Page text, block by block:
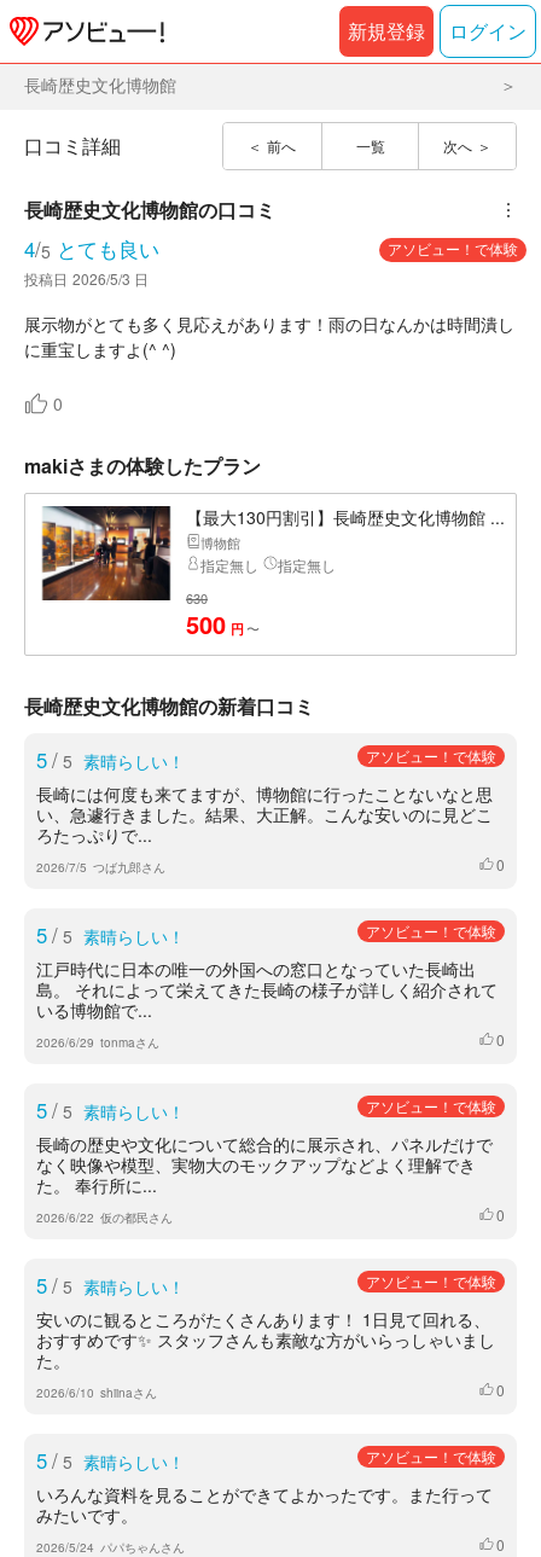
新規登録 ログイン
長崎歴史文化博物館
前へ 一覧 次へ
口コミ詳細
長崎歴史文化博物館の口コミ ︙
4/5 とても良い
アソビュー！で体験
投稿日 2026/5/3 日
展示物がとても多く見応えがあります！雨の日なんかは時間潰し
に重宝しますよ(^ ^)
0
makiさまの体験したプラン
【最大130円割引】長崎歴史文化博物館 ...
博物館
指定無し 指定無し
630
500 円 〜
長崎歴史文化博物館の新着口コミ
5/ 5 素晴らしい！ アソビュー！で体験
長崎には何度も来てますが、博物館に行ったことないなと思
い、急遽行きました。結果、大正解。こんな安いのに見どこ
ろたっぷりで...
2026/7/5 つば九郎さん いいね
0
5/ 5 素晴らしい！ アソビュー！で体験
江戸時代に日本の唯一の外国への窓口となっていた長崎出
島。 それによって栄えてきた長崎の様子が詳しく紹介されて
いる博物館で...
2026/6/29 tonmaさん いいね
0
5/ 5 素晴らしい！ アソビュー！で体験
長崎の歴史や文化について総合的に展示され、パネルだけで
なく映像や模型、実物大のモックアップなどよく理解でき
た。 奉行所に...
2026/6/22 仮の都民さん いいね
0
5/ 5 素晴らしい！ アソビュー！で体験
安いのに観るところがたくさんあります！ 1日見て回れる、
おすすめです✨ スタッフさんも素敵な方がいらっしゃいまし
た。
2026/6/10 shiinaさん いいね
0
5/ 5 素晴らしい！ アソビュー！で体験
いろんな資料を見ることができてよかったです。また行って
みたいです。
2026/5/24 パパちゃんさん いいね
0